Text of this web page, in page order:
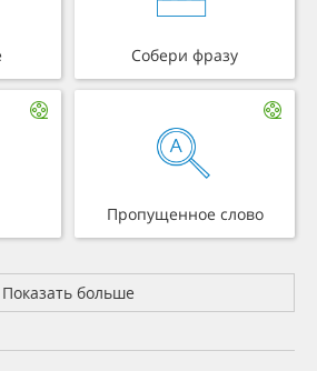
Собери фразу
Пропущенное слово
Показать больше